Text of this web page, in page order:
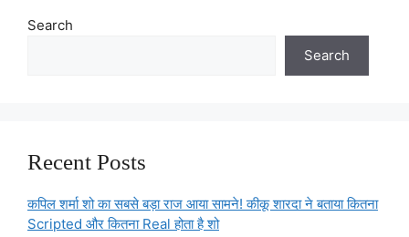
Search
Search
Recent Posts
कपिल शर्मा शो का सबसे बड़ा राज आया सामने! कीकू शारदा ने बताया कितना
Scripted और कितना Real होता है शो